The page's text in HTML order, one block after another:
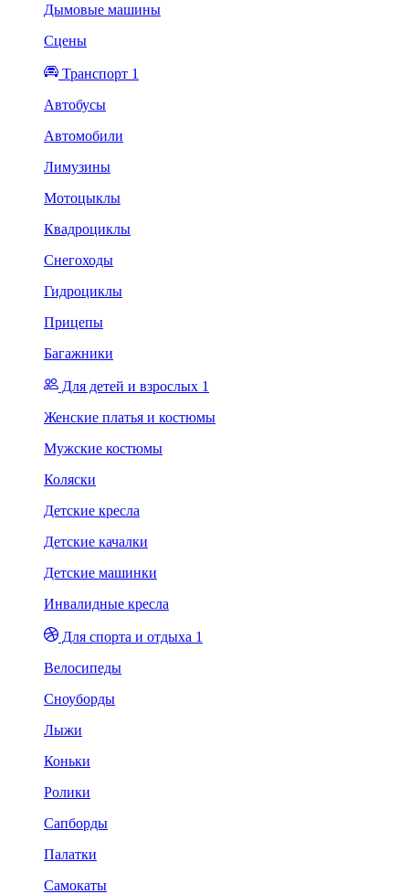
Дымовые машины
Сцены
Транспорт 1
Автобусы
Автомобили
Лимузины
Мотоцыклы
Квадроциклы
Снегоходы
Гидроциклы
Прицепы
Багажники
Для детей и взрослых 1
Женские платья и костюмы
Мужские костюмы
Коляски
Детские кресла
Детские качалки
Детские машинки
Инвалидные кресла
Для спорта и отдыха 1
Велосипеды
Сноуборды
Лыжи
Коньки
Ролики
Сапборды
Палатки
Самокаты